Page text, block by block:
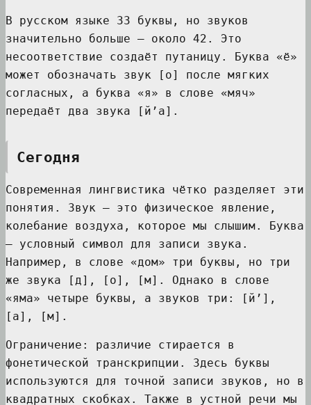
В русском языке 33 буквы, но звуков
значительно больше — около 42. Это
несоответствие создаёт путаницу. Буква «ё»
может обозначать звук [о] после мягких
согласных, а буква «я» в слове «мяч»
передаёт два звука [й’а].
Сегодня
Современная лингвистика чётко разделяет эти
понятия. Звук — это физическое явление,
колебание воздуха, которое мы слышим. Буква
— условный символ для записи звука.
Например, в слове «дом» три буквы, но три
же звука [д], [о], [м]. Однако в слове
«яма» четыре буквы, а звуков три: [й’],
[а], [м].
Ограничение: различие стирается в
фонетической транскрипции. Здесь буквы
используются для точной записи звуков, но в
квадратных скобках. Также в устной речи мы